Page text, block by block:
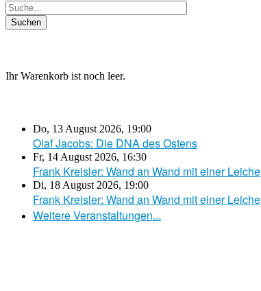
Ihr Warenkorb ist noch leer.
Do, 13 August 2026, 19:00
Olaf Jacobs: Die DNA des Ostens
Fr, 14 August 2026, 16:30
Frank Kreisler: Wand an Wand mit einer Leiche
Di, 18 August 2026, 19:00
Frank Kreisler: Wand an Wand mit einer Leiche
Weitere Veranstaltungen...